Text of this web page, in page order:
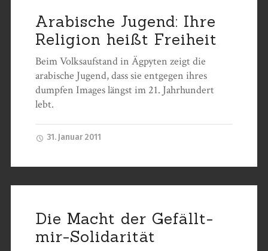
Arabische Jugend: Ihre
Religion heißt Freiheit
Beim Volksaufstand in Ägpyten zeigt die
arabische Jugend, dass sie entgegen ihres
dumpfen Images längst im 21. Jahrhundert
lebt.
31. Januar 2011
Die Macht der Gefällt-
mir-Solidarität